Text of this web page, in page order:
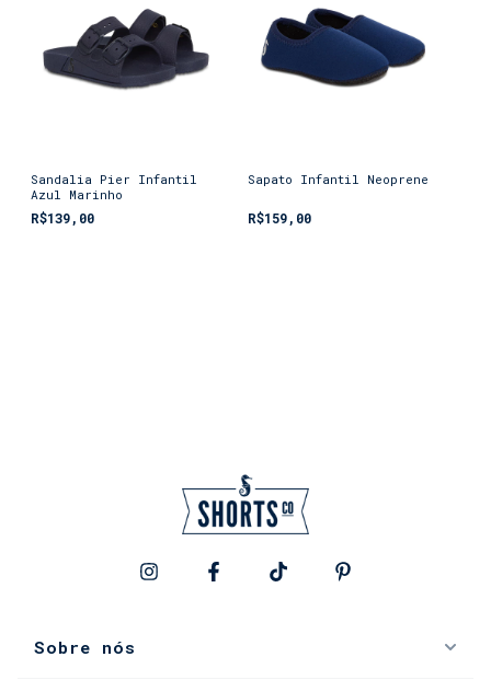
Sandalia Pier Infantil
Azul Marinho
R$139,00
Sapato Infantil Neoprene
R$159,00
Sobre nós